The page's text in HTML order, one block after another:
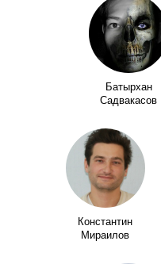
Батырхан
Садвакасов
Константин
Мираилов